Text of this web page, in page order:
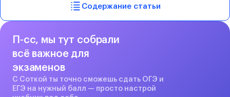
Содержание статьи
П-сс, мы тут собрали
всё важное для
экзаменов
С Соткой ты точно сможешь сдать ОГЭ и
ЕГЭ на нужный балл — просто настрой